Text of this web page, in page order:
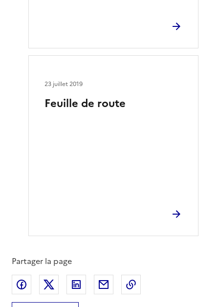
Feuille de route
23 juillet 2019
Partager la page
Partager sur Facebook
Partager sur XPartager sur LinkedIn
Partager par email